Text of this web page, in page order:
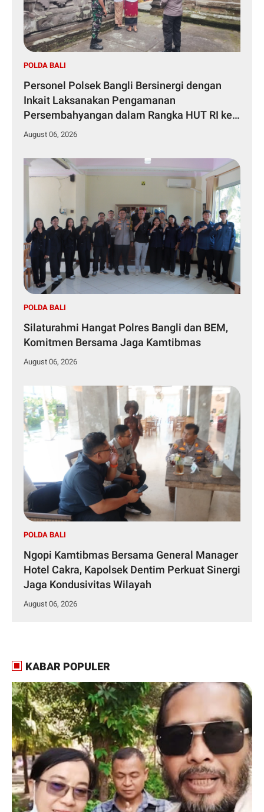
POLDA BALI
Personel Polsek Bangli Bersinergi dengan
Inkait Laksanakan Pengamanan
Persembahyangan dalam Rangka HUT RI ke-
81 Tahun 2026
August 06, 2026
POLDA BALI
Silaturahmi Hangat Polres Bangli dan BEM,
Komitmen Bersama Jaga Kamtibmas
August 06, 2026
POLDA BALI
Ngopi Kamtibmas Bersama General Manager
Hotel Cakra, Kapolsek Dentim Perkuat Sinergi
Jaga Kondusivitas Wilayah
August 06, 2026
KABAR POPULER